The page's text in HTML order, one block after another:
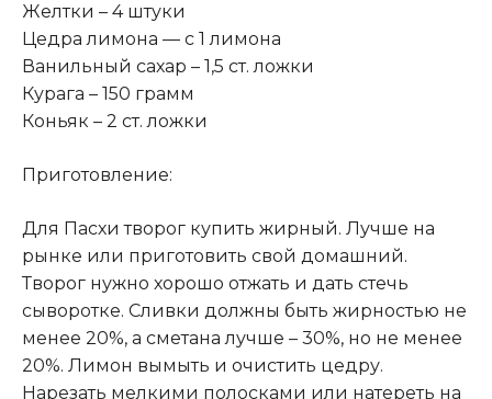
Желтки – 4 штуки
Цедра лимона — с 1 лимона
Ванильный сахар – 1,5 ст. ложки
Курага – 150 грамм
Коньяк – 2 ст. ложки
Приготовление:
Для Пасхи творог купить жирный. Лучше на
рынке или приготовить свой домашний.
Творог нужно хорошо отжать и дать стечь
сыворотке. Сливки должны быть жирностью не
менее 20%, а сметана лучше – 30%, но не менее
20%. Лимон вымыть и очистить цедру.
Нарезать мелкими полосками или натереть на